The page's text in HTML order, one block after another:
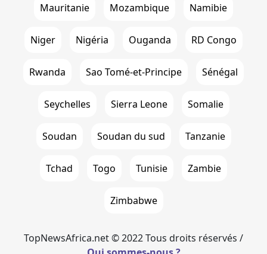
Mauritanie Mozambique Namibie
Niger Nigéria Ouganda RD Congo
Rwanda Sao Tomé-et-Principe Sénégal
Seychelles Sierra Leone Somalie
Soudan Soudan du sud Tanzanie
Tchad Togo Tunisie Zambie
Zimbabwe
TopNewsAfrica.net © 2022 Tous droits réservés /